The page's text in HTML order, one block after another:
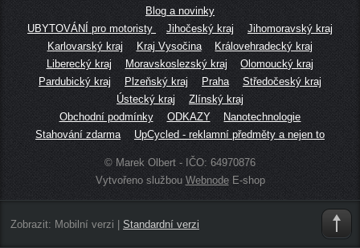
Blog a novinky
UBYTOVÁNÍ pro motoristy
Jihočeský kraj
Jihomoravský kraj
Karlovarský kraj
Kraj Vysočina
Královehradecký kraj
Liberecký kraj
Moravskoslezský kraj
Olomoucký kraj
Pardubický kraj
Plzeňský kraj Praha
Středočeský kraj
Ústecký kraj
Zlínský kraj
Obchodní podmínky
ODKAZY
Nanotechnologie
Stahování zdarma
UpCycled - reklamní předměty a nejen to
© Marek Olbert - IČO: 64970876
Vytvořeno službou WebnodeE-shop
Zobrazit: Mobilní verzi Standardní verzi